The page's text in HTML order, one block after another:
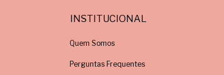
INSTITUCIONAL
Quem Somos
Perguntas Frequentes